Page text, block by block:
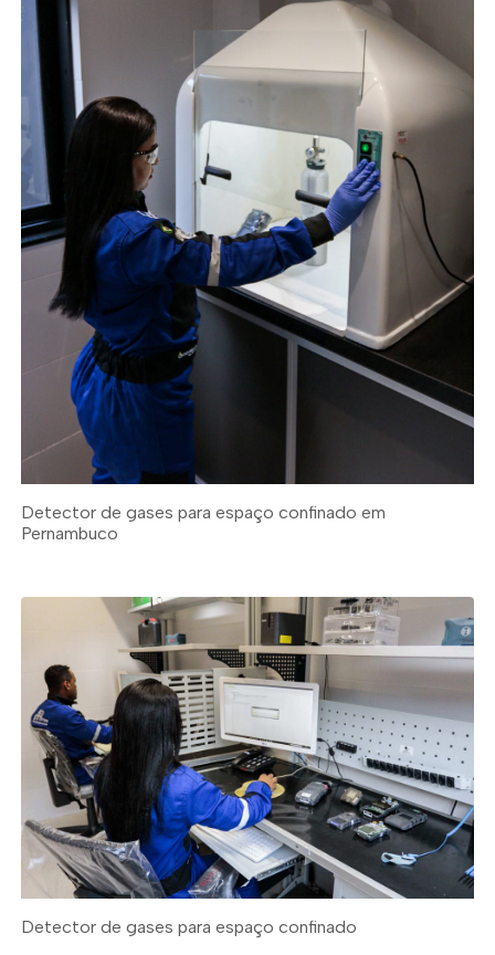
Detector de gases para espaço confinado em
Pernambuco
Detector de gases para espaço confinado